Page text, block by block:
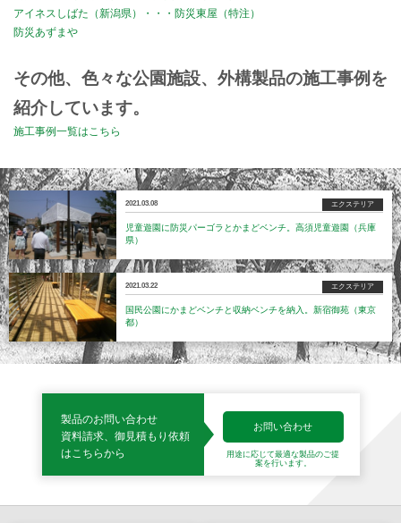
アイネスしばた（新潟県）・・・防災東屋（特注）
防災あずまや
その他、色々な公園施設、外構製品の施工事例を
紹介しています。
施工事例一覧はこちら
2021.03.08 エクステリア
児童遊園に防災パーゴラとかまどベンチ。高須児童遊園（兵庫
県）
2021.03.22 エクステリア
国民公園にかまどベンチと収納ベンチを納入。新宿御苑（東京
都）
製品のお問い合わせ
資料請求、御見積もり依頼
はこちらから
お問い合わせ
用途に応じて最適な製品のご提
案を行います。